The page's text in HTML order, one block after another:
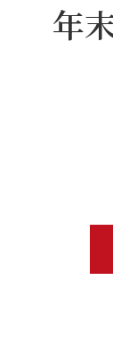
年